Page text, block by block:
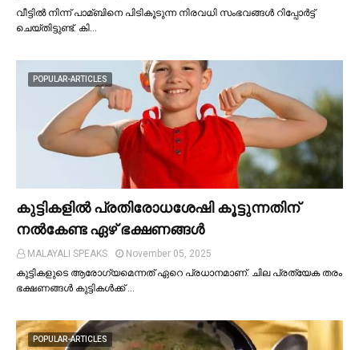
വീട്ടില്‍ നിന്ന് പാമ്ബിനെ പിടികൂടുന്ന നിരവധി സംഭവങ്ങള്‍ റിപ്പോർട്ട്
ചെയ്തിട്ടുണ്ട്. കി…
POPULAR-ARTICLES
കുട്ടികളില്‍ പ്രതിരോധശേഷി കൂട്ടുന്നതിന്
നല്‍കേണ്ട ഏഴ് ഭക്ഷണങ്ങള്‍
MALAYALI SPEAKS
November 05, 2025
കുട്ടികളുടെ ആരോഗ്യമെന്നത് ഏറെ പ്രധാനമാണ്. ചില പ്രത്യേക തരം
ഭക്ഷണങ്ങള്‍ കുട്ടികള്‍ക്ക് …
POPULAR-ARTICLES